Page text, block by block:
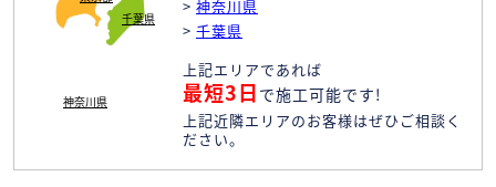
神奈川県
千葉県
> 神奈川県
> 千葉県
上記エリアであれば
最短3日 で施工可能です!
上記近隣エリアのお客様はぜひご相談く
ださい。